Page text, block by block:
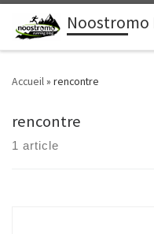
Passer au contenuNoostromo
Accueil» rencontre
rencontre
1 article